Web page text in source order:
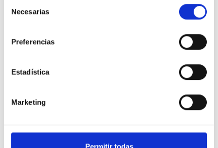
Necesarias
Preferencias
Estadística
Marketing